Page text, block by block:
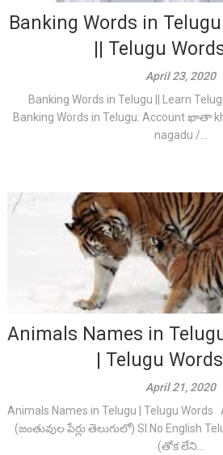
Banking Words in
|| Telugu
April 23, 2020
Banking Words in Telugu || Learn
Banking Words in Telugu: Account ఖాతా
nagadu /...
Animals Names in
| Telugu
April 21, 2020
Animals Names in Telugu | Telugu
(జంతువుల పేర్లు తెలుగులో) Sl.No English
(తోక లేని...